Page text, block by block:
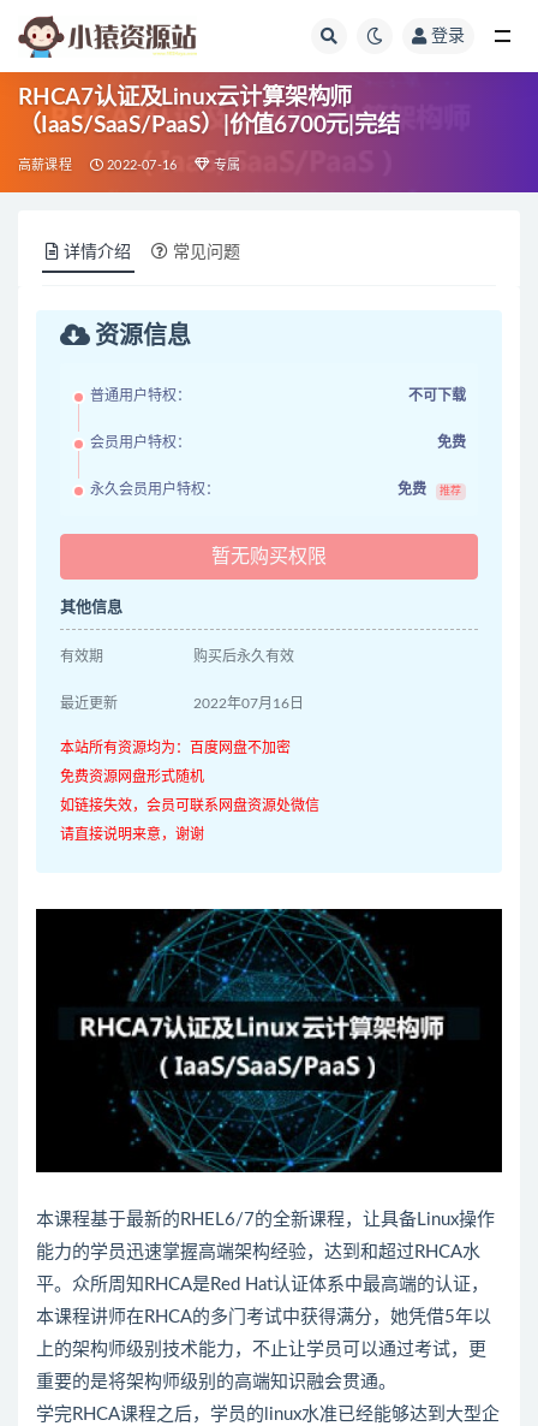
登录
RHCA7认证及Linux云计算架构师
（IaaS/SaaS/PaaS）|价值6700元|完结
高薪课程 2022-07-16 专属
详情介绍 常见问题
资源信息
普通用户特权： 不可下载
会员用户特权： 免费
永久会员用户特权： 免费 推荐
暂无购买权限
其他信息
有效期 购买后永久有效
最近更新 2022年07月16日
本站所有资源均为：百度网盘不加密
免费资源网盘形式随机
如链接失效，会员可联系网盘资源处微信
请直接说明来意，谢谢
本课程基于最新的RHEL6/7的全新课程，让具备Linux操作
能力的学员迅速掌握高端架构经验，达到和超过RHCA水
平。众所周知RHCA是Red Hat认证体系中最高端的认证，
本课程讲师在RHCA的多门考试中获得满分，她凭借5年以
上的架构师级别技术能力，不止让学员可以通过考试，更
重要的是将架构师级别的高端知识融会贯通。
学完RHCA课程之后，学员的linux水准已经能够达到大型企